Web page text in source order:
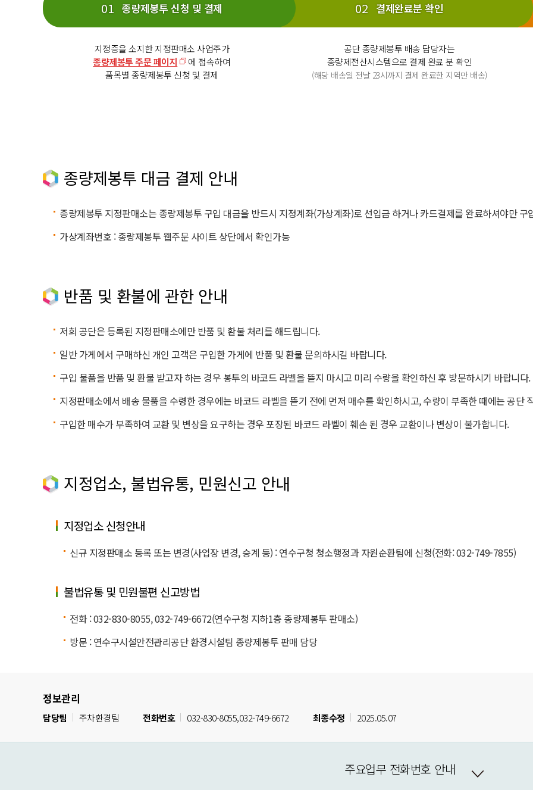
종량제봉투 신청 및 결제
지정증을 소지한 지정판매소 사업주가
종량제봉투 주문 페이지
에 접속하여
품목별 종량제봉투 신청 및 결제
결제완료분 확인
공단 종량제봉투 배송 담당자는
종량제전산시스템으로 결제 완료 분 확인
(해당 배송일 전날 23시까지 결제 완료한 지역만 배송)
종량제봉투 대금 결제 안내
종량제봉투 지정판매소는 종량제봉투 구입 대금을 반드시 지정계좌(가상계좌)로 선입금 하거나 카드결제를 완료하셔야만 구
가상계좌번호 : 종량제봉투 웹주문 사이트 상단에서 확인가능
반품 및 환불에 관한 안내
저희 공단은 등록된 지정판매소에만 반품 및 환불 처리를 해드립니다.
일반 가게에서 구매하신 개인 고객은 구입한 가게에 반품 및 환불 문의하시길 바랍니다.
구입 물품을 반품 및 환불 받고자 하는 경우 봉투의 바코드 라벨을 뜯지 마시고 미리 수량을 확인하신 후 방문하시기 바랍니다.
지정판매소에서 배송 물품을 수령한 경우에는 바코드 라벨을 뜯기 전에 먼저 매수를 확인하시고, 수량이 부족한 때에는 공단
구입한 매수가 부족하여 교환 및 변상을 요구하는 경우 포장된 바코드 라벨이 훼손 된 경우 교환이나 변상이 불가합니다.
지정업소, 불법유통, 민원신고 안내
지정업소 신청안내
신규 지정판매소 등록 또는 변경(사업장 변경, 승계 등) : 연수구청 청소행정과 자원순환팀에 신청(전화: 032-749-7855)
불법유통 및 민원불편 신고방법
전화 : 032-830-8055, 032-749-6672(연수구청 지하1층 종량제봉투 판매소)
방문 : 연수구시설안전관리공단 환경시설팀 종량제봉투 판매 담당
정보관리
담당팀 주차환경팀 전화번호 032-830-8055,032-749-6672 최종수정 2025.05.07
주요업무 전화번호 안내